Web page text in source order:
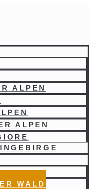
ALPEN
ALPEN
WALD